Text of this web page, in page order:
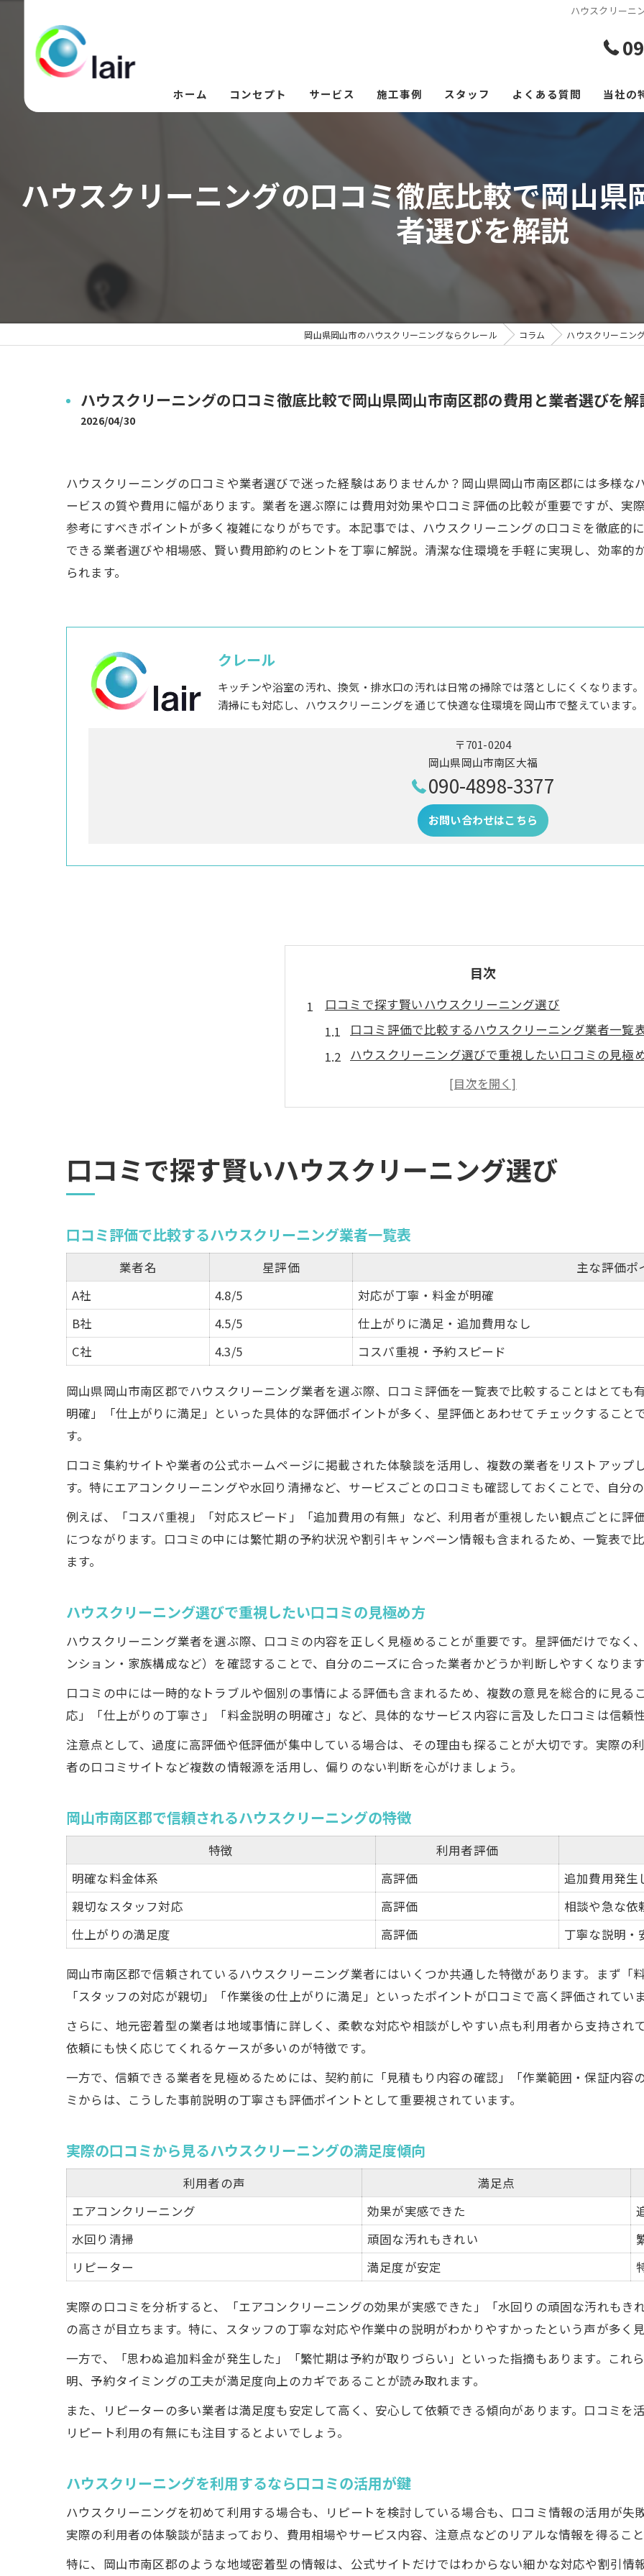
ハウスクリーニ
ホーム コンセプト サービス 施工事例 スタッフ よくある質問 当社の
フロー
ハウスクリーニングの口コミ徹底比較で岡山県
者選びを解説
岡山県岡山市のハウスクリーニングならクレール コラム ハウスクリーニン
ハウスクリーニングの口コミ徹底比較で岡山県岡山市南区郡の費用と業者選びを解
2026/04/30
ハウスクリーニングの口コミや業者選びで迷った経験はありませんか？岡山県岡山市南区郡には多様な
ービスの質や費用に幅があります。業者を選ぶ際には費用対効果や口コミ評価の比較が重要ですが、実
参考にすべきポイントが多く複雑になりがちです。本記事では、ハウスクリーニングの口コミを徹底的
できる業者選びや相場感、賢い費用節約のヒントを丁寧に解説。清潔な住環境を手軽に実現し、効率的
られます。
クレール
キッチンや浴室の汚れ、換気・排水口の汚れは日常の掃除では落としにくくなります
清掃にも対応し、ハウスクリーニングを通じて快適な住環境を岡山市で整えています。
〒701-0204
岡山県岡山市南区大福
090-4898-3377
お問い合わせはこちら
目次
口コミで探す賢いハウスクリーニング選び
口コミ評価で比較するハウスクリーニング業者一覧
ハウスクリーニング選びで重視したい口コミの見極
岡山市南区郡で信頼されるハウスクリーニングの特徴
実際の口コミから見るハウスクリーニングの満足度
実際の体験談から分かる業者の強み
体験談で明らかになるハウスクリーニングの魅力一覧
岡山市南区郡で評判の高いサービス内容とは
失敗談から学ぶハウスクリーニング選びの注意点
体験談を通じて分かる業者ごとの対応力の違い
費用相場を知るハウスクリーニング比較術
岡山市南区郡のハウスクリーニング費用相場早見表
ハウスクリーニング費用比較のポイントを解説
間取り別にみるハウスクリーニングの料金傾向
費用とサービス内容を賢く見極める方法
岡山市南区郡で失敗しない業者選択ポイント
エリアで選ぶハウスクリーニング業者の比較表
業者選びで迷ったときは口コミの質を重視
失敗しないためのハウスクリーニング依頼手順
割引活用でハウスクリーニングをお得に依頼
活用できるハウスクリーニング割引制度一覧
割引情報を見逃さないハウスクリーニングの探し方
ハウスクリーニング費用を節約するテクニック
複数台依頼時の割引活用法を徹底解説
信頼できるプロを選ぶための口コミ活用法
信頼できる口コミの見抜き方を身につけよう
ハウスクリーニング選びで役立つ口コミサイト活用
口コミから読み解くプロの対応力と満足度
口コミ評価が高い業者に依頼するメリット
口コミで探す賢いハウスクリーニング選び
口コミ評価で比較するハウスクリーニング業者一覧表
業者名 星評価
主な評価ポ
A社
4.8/5
対応が丁寧・料金が明確
B社
4.5/5
仕上がりに満足・追加費用なし
C社
4.3/5 コスパ重視・予約スピード
岡山県岡山市南区郡でハウスクリーニング業者を選ぶ際、口コミ評価を一覧表で比較することはとても
明確」「仕上がりに満足」といった具体的な評価ポイントが多く、星評価とあわせてチェックすること
す。
口コミ集約サイトや業者の公式ホームページに掲載された体験談を活用し、複数の業者をリストアップ
す。特にエアコンクリーニングや水回り清掃など、サービスごとの口コミも確認しておくことで、自分
例えば、「コスパ重視」「対応スピード」「追加費用の有無」など、利用者が重視したい観点ごとに評
につながります。口コミの中には繁忙期の予約状況や割引キャンペーン情報も含まれるため、一覧表で
ます。
ハウスクリーニング選びで重視したい口コミの見極め方
ハウスクリーニング業者を選ぶ際、口コミの内容を正しく見極めることが重要です。星評価だけでなく
ンション・家族構成など）を確認することで、自分のニーズに合った業者かどうか判断しやすくなります
口コミの中には一時的なトラブルや個別の事情による評価も含まれるため、複数の意見を総合的に見る
応」「仕上がりの丁寧さ」「料金説明の明確さ」など、具体的なサービス内容に言及した口コミは信頼
注意点として、過度に高評価や低評価が集中している場合は、その理由も探ることが大切です。実際の
者の口コミサイトなど複数の情報源を活用し、偏りのない判断を心がけましょう。
岡山市南区郡で信頼されるハウスクリーニングの特徴
特徴 利用者評価
明確な料金体系
高評価
追加費用発生
親切なスタッフ対応
高評価
相談や急な依
仕上がりの満足度
高評価 丁寧な説明・
岡山市南区郡で信頼されているハウスクリーニング業者にはいくつか共通した特徴があります。まず「
「スタッフの対応が親切」「作業後の仕上がりに満足」といったポイントが口コミで高く評価されていま
さらに、地元密着型の業者は地域事情に詳しく、柔軟な対応や相談がしやすい点も利用者から支持され
依頼にも快く応じてくれるケースが多いのが特徴です。
一方で、信頼できる業者を見極めるためには、契約前に「見積もり内容の確認」「作業範囲・保証内容
ミからは、こうした事前説明の丁寧さも評価ポイントとして重要視されています。
実際の口コミから見るハウスクリーニングの満足度傾向
利用者の声 満足点
エアコンクリーニング
効果が実感できた
水回り清掃
頑固な汚れもきれい
リピーター
満足度が安定
実際の口コミを分析すると、「エアコンクリーニングの効果が実感できた」「水回りの頑固な汚れもき
の高さが目立ちます。特に、スタッフの丁寧な対応や作業中の説明がわかりやすかったという声が多く見
一方で、「思わぬ追加料金が発生した」「繁忙期は予約が取りづらい」といった指摘もあります。これ
明、予約タイミングの工夫が満足度向上のカギであることが読み取れます。
また、リピーターの多い業者は満足度も安定して高く、安心して依頼できる傾向があります。口コミを
リピート利用の有無にも注目するとよいでしょう。
ハウスクリーニングを利用するなら口コミの活用が鍵
ハウスクリーニングを初めて利用する場合も、リピートを検討している場合も、口コミ情報の活用が失
実際の利用者の体験談が詰まっており、費用相場やサービス内容、注意点などのリアルな情報を得ること
特に、岡山市南区郡のような地域密着型の情報は、公式サイトだけではわからない細かな対応や割引情